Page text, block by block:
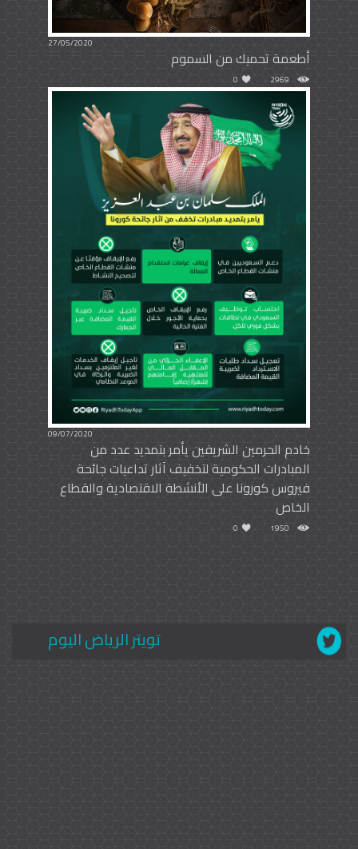
27/05/2020
أطعمة تحميك من السموم
2969
0
09/07/2020
خادم الحرمين الشريفين يأمر بتمديد عدد من
المبادرات الحكومية لتخفيف آثار تداعيات جائحة
فيروس كورونا على الأنشطة الاقتصادية والقطاع
الخاص
1950
0
تويتر الرياض اليوم